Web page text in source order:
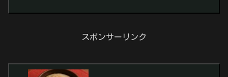
スポンサーリンク